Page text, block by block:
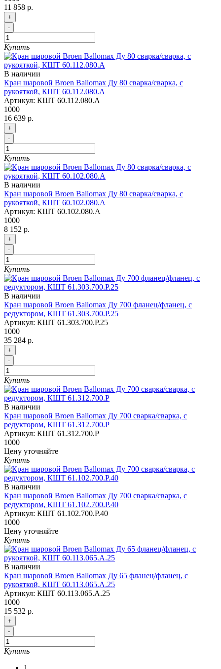
11 858 р.
+
-
Купить
В наличии
Кран шаровой Broen Ballomax Ду 80 сварка/сварка, с
рукояткой, КШТ 60.112.080.А
Артикул: КШТ 60.112.080.А
1000
16 639 р.
+
-
Купить
В наличии
Кран шаровой Broen Ballomax Ду 80 сварка/сварка, с
рукояткой, КШТ 60.102.080.А
Артикул: КШТ 60.102.080.А
1000
8 152 р.
+
-
Купить
В наличии
Кран шаровой Broen Ballomax Ду 700 фланец/фланец, с
редуктором, КШТ 61.303.700.Р.25
Артикул: КШТ 61.303.700.Р.25
1000
35 284 р.
+
-
Купить
В наличии
Кран шаровой Broen Ballomax Ду 700 сварка/сварка, с
редуктором, КШТ 61.312.700.Р
Артикул: КШТ 61.312.700.Р
1000
Цену уточняйте
Купить
В наличии
Кран шаровой Broen Ballomax Ду 700 сварка/сварка, с
редуктором, КШТ 61.102.700.Р.40
Артикул: КШТ 61.102.700.Р.40
1000
Цену уточняйте
Купить
В наличии
Кран шаровой Broen Ballomax Ду 65 фланец/фланец, с
рукояткой, КШТ 60.113.065.А.25
Артикул: КШТ 60.113.065.А.25
1000
15 532 р.
+
-
Купить